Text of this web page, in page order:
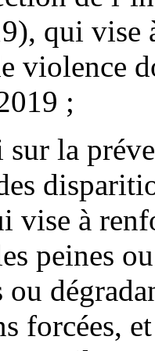
qui vise
violence
;
la
vise à
peines
forcées,